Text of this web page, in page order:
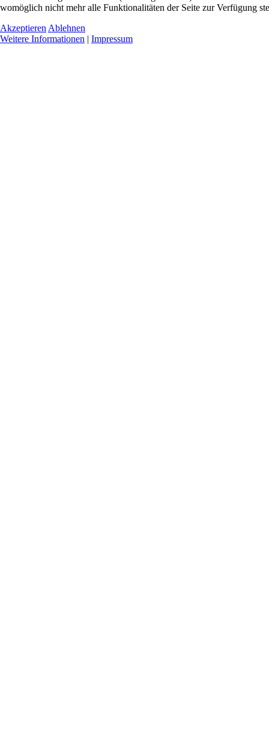
womöglich nicht mehr alle Funktionalitäten der Seite zur Verfügung
Akzeptieren Ablehnen
Weitere Informationen | Impressum